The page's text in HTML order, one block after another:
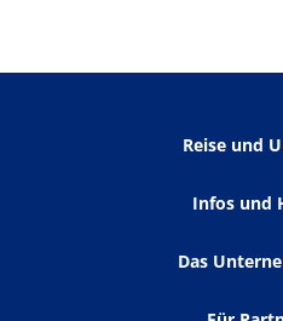
Reise und
Infos und
Das